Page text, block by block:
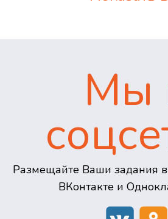
Мы
Размещайте Ваши задания
ВКонтакте и